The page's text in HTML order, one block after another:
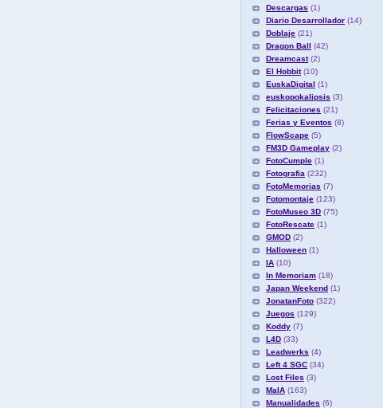
Descargas (1)
Diario Desarrollador (14)
Doblaje (21)
Dragon Ball (42)
Dreamcast (2)
El Hobbit (10)
EuskaDigital (1)
euskopokalipsis (3)
Felicitaciones (21)
Ferias y Eventos (8)
FlowScape (5)
FM3D Gameplay (2)
FotoCumple (1)
Fotografia (232)
FotoMemorias (7)
Fotomontaje (123)
FotoMuseo 3D (75)
FotoRescate (1)
GMOD (2)
Halloween (1)
IA (10)
In Memoriam (18)
Japan Weekend (1)
JonatanFoto (322)
Juegos (129)
Koddy (7)
L4D (33)
Leadwerks (4)
Left 4 SGC (34)
Lost Files (3)
MaIA (163)
Manualidades (6)